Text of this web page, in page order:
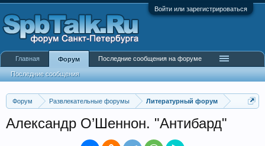
Войти или зарегистрироваться
Форум Развлекательные форумы Литературный форум
Александр О’Шеннон. "Антибард"
Главная Форум
Последние сообщения
Последние сообщения на форуме